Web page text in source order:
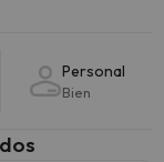
Personal
Bien